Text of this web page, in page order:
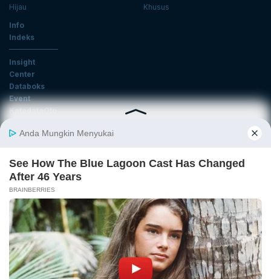
Hijau
Khusus
Info
Indeks
Insight
Center
Databoks
Event
KatadataOto
Email
Daftar
Tentang Katadata Advertising Karier
Pedoman Media Siber
Kebijakan Privasi
Disclaimer
Hubungi Kami
©2026 Katadata. Hak cipta dilindungi Undang-undang.